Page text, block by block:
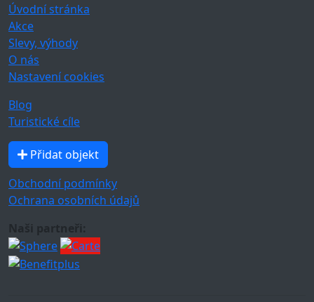
Úvodní stránka
Akce
Slevy, výhody
O nás
Nastavení cookies
Blog
Turistické cíle
Přidat objekt
Obchodní podmínky
Ochrana osobních údajů
Naši partneři: